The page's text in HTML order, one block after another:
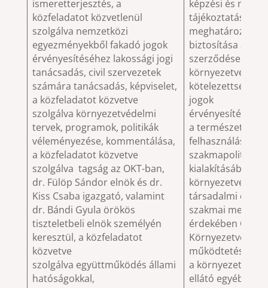
ismeretterjesztés, a
közfeladatot közvetlenül
szolgálva nemzetközi
egyezményekből fakadó jogok
érvényesítéséhez lakossági jogi
tanácsadás, civil szervezetek
számára tanácsadás, képviselet,
a közfeladatot közvetve
szolgálva környezetvédelmi
tervek, programok, politikák
véleményezése, kommentálása,
a közfeladatot közvetve
szolgálva tagság az OKT-ban,
dr. Fülöp Sándor elnök és dr.
Kiss Csaba igazgató, valamint
dr. Bándi Gyula örökös
tiszteletbeli elnök személyén
keresztül, a közfeladatot
közvetve
szolgálva együttműködés állami
hatóságokkal,
képzési és
tájékoztatási
meghatározása,
biztosítása a
szerződésekből
kötelezettségek
jogok
érvényesítése
a természeti
felhasználására
szakmapolitikai
kialakításában a
társadalmi és
szakmai
érdekében
működtetése
a
ellátó egyéb